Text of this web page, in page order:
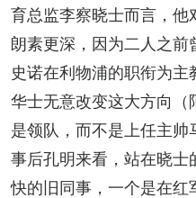
育总监李察晓士而言，
朗素更深，因为二人之
史诺在利物浦的职衔为
华士无意改变这大方向（
是领队，而不是上任主
事后孔明来看，站在晓士
快的旧同事，一个是在红